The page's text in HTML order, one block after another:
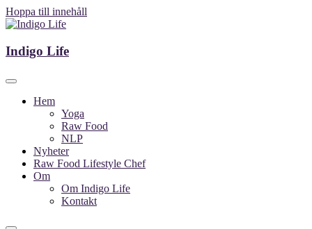
Hoppa till innehåll
Indigo Life
Indigo Life
Hem
Yoga
Raw Food
NLP
Nyheter
Raw Food Lifestyle Chef
Om
Om Indigo Life
Kontakt